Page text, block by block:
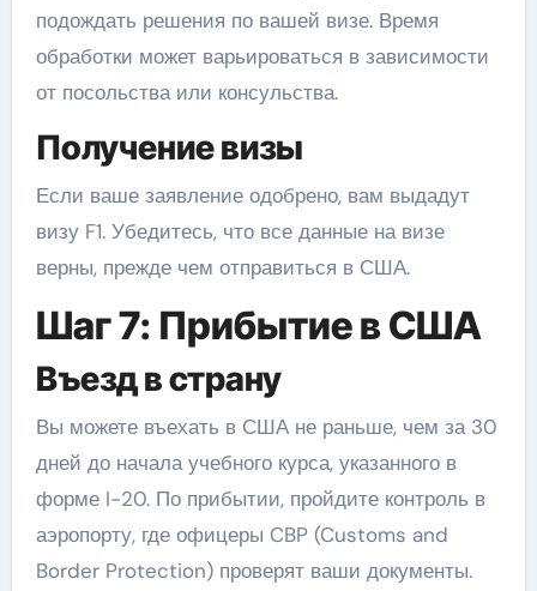
подождать решения по вашей визе. Время
обработки может варьироваться в зависимости
от посольства или консульства.
Получение визы
Если ваше заявление одобрено, вам выдадут
визу F1. Убедитесь, что все данные на визе
верны, прежде чем отправиться в США.
Шаг 7: Прибытие в США
Въезд в страну
Вы можете въехать в США не раньше, чем за 30
дней до начала учебного курса, указанного в
форме I-20. По прибытии, пройдите контроль в
аэропорту, где офицеры CBP (Customs and
Border Protection) проверят ваши документы.